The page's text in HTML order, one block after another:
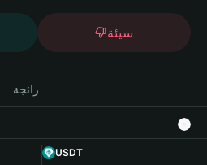
سيئة
رائجة
USDT